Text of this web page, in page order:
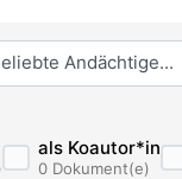
Suchbegriff ein:
als Koautor*in
0 Dokument(e)